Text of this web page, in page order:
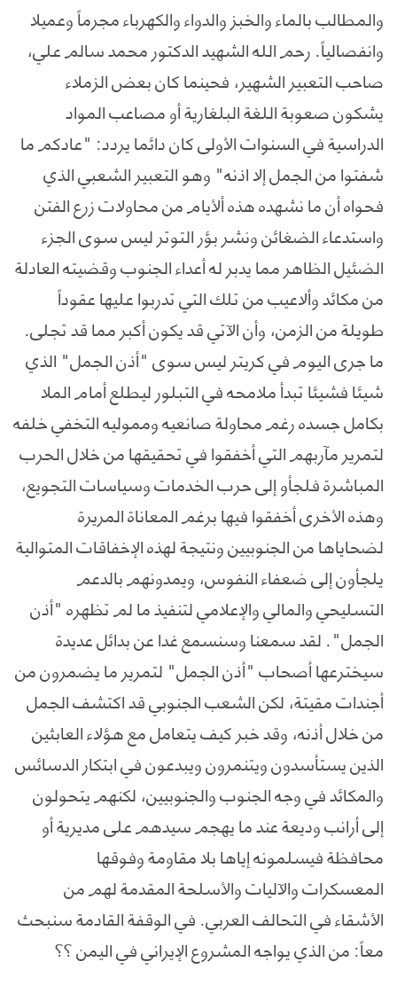
والمطالب بالماء والخبز والدواء والكهرباء مجرماً وعميلا
وانفصالياً. رحم الله الشهيد الدكتور محمد سالم علي،
صاحب التعبير الشهير، فحينما كان بعض الزملاء
يشكون صعوبة اللغة البلغارية أو مصاعب المواد
الدراسية في السنوات الأولى كان دائما يردد: "عادكم ما
شفتوا من الجمل إلا اذنه" وهو التعبير الشعبي الذي
فحواه أن ما نشهده هذه ألأيام من محاولات زرع الفتن
واستدعاء الضغائن ونشر بؤر التوتر ليس سوى الجزء
الضئيل الظاهر مما يدبر له أعداء الجنوب وقضيته العادلة
من مكائد وألاعيب من تلك التي تدربوا عليها عقوداً
طويلة من الزمن، وأن الآتي قد يكون أكبر مما قد تجلى.
ما جرى اليوم في كريتر ليس سوى "أذن الجمل" الذي
شيئا فشيئا تبدأ ملامحه في التبلور ليطلع أمام الملا
بكامل جسده رغم محاولة صانعيه ومموليه التخفي خلفه
لتمرير مآربهم التي أخفقوا في تحقيقها من خلال الحرب
المباشرة فلجأو إلى حرب الخدمات وسياسات التجويع،
وهذه الأخرى أخفقوا فيها برغم المعاناة المريرة
لضحاياها من الجنوبيين ونتيجة لهذه الإخفاقات المتوالية
يلجأون إلى ضعفاء النفوس، ويمدونهم بالدعم
التسليحي والمالي والإعلامي لتنفيذ ما لم تظهره "أذن
الجمل". لقد سمعنا وسنسمع غدا عن بدائل عديدة
سيخترعها أصحاب "أذن الجمل" لتمرير ما يضمرون من
أجندات مقيتة، لكن الشعب الجنوبي قد اكتشف الجمل
من خلال أذنه، وقد خبر كيف يتعامل مع هؤلاء العابثين
الذين يستأسدون ويتنمرون ويبدعون في ابتكار الدسائس
والمكائد في وجه الجنوب والجنوبيين، لكنهم يتحولون
إلى أرانب وديعة عند ما يهجم سيدهم على مديرية أو
محافظة فيسلمونه إياها بلا مقاومة وفوقها
المعسكرات والآليات والأسلحة المقدمة لهم من
الأشقاء في التحالف العربي. في الوقفة القادمة سنبحث
معاً: من الذي يواجه المشروع الإيراني في اليمن ؟؟